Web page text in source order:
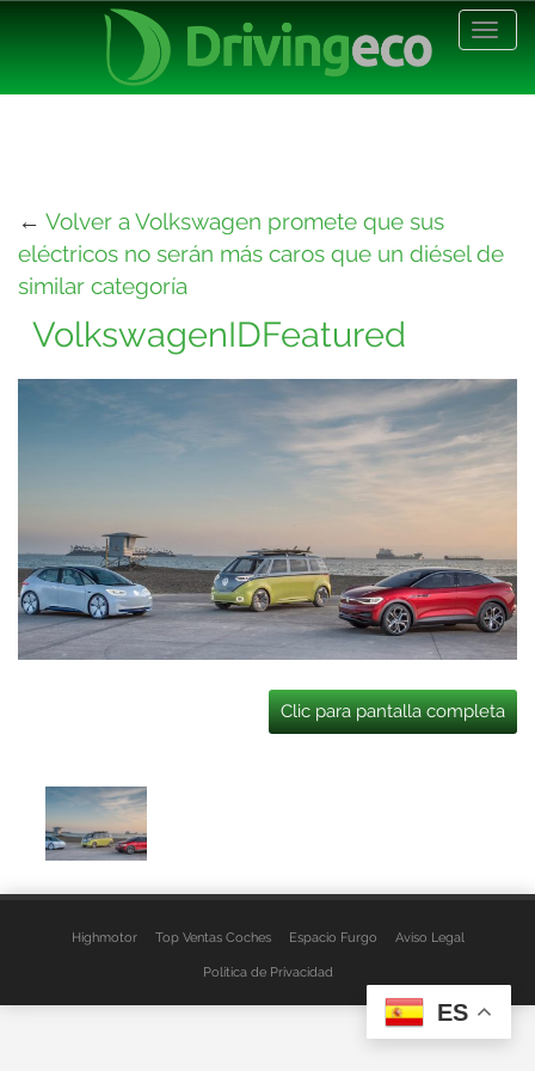
← Volver a Volkswagen promete que sus
eléctricos no serán más caros que un diésel de
similar categoría
VolkswagenIDFeatured
Clic para pantalla completa
Highmotor Top Ventas Coches Espacio Furgo Aviso Legal
Política de Privacidad
ES